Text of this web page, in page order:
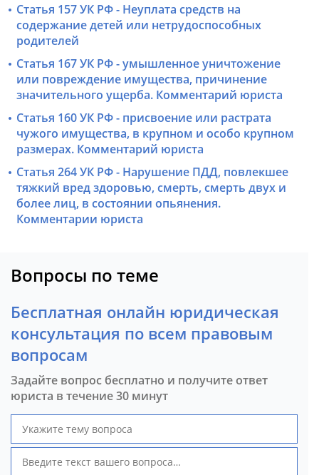
Статья 157 УК РФ - Неуплата средств на
содержание детей или нетрудоспособных
родителей
Статья 167 УК РФ - умышленное уничтожение
или повреждение имущества, причинение
значительного ущерба. Комментарий юриста
Статья 160 УК РФ - присвоение или растрата
чужого имущества, в крупном и особо крупном
размерах. Комментарий юриста
Статья 264 УК РФ - Нарушение ПДД, повлекшее
тяжкий вред здоровью, смерть, смерть двух и
более лиц, в состоянии опьянения.
Комментарии юриста
Вопросы по теме
Бесплатная онлайн юридическая
консультация по всем правовым
вопросам
Задайте вопрос бесплатно и получите ответ
юриста в течение 30 минут